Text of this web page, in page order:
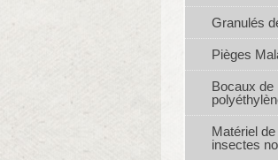
Granulés
Pièges
Bocaux de
Matériel
insectes